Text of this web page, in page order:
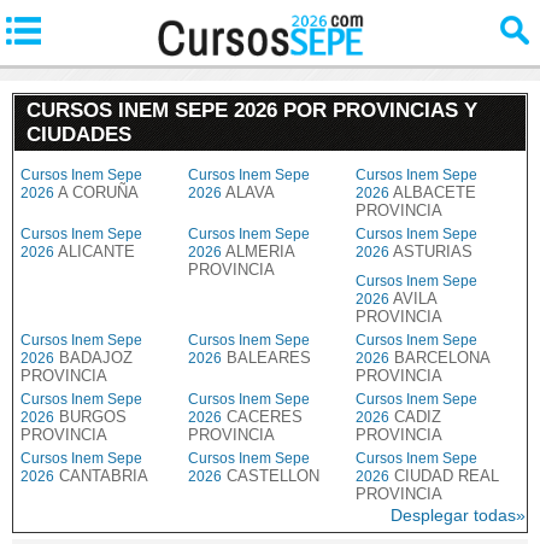
CURSOS INEM SEPE 2026 POR PROVINCIAS Y
CIUDADES
Cursos Inem Sepe
2026 A CORUÑA
Cursos Inem Sepe
2026 ALAVA
Cursos Inem Sepe
2026 ALBACETE
PROVINCIA
Cursos Inem Sepe
2026 ALICANTE
Cursos Inem Sepe
2026 ALMERIA
PROVINCIA
Cursos Inem Sepe
2026 ASTURIAS
Cursos Inem Sepe
2026 AVILA
PROVINCIA
Cursos Inem Sepe
2026 BADAJOZ
PROVINCIA
Cursos Inem Sepe
2026 BALEARES
Cursos Inem Sepe
2026 BARCELONA
PROVINCIA
Cursos Inem Sepe
2026 BURGOS
PROVINCIA
Cursos Inem Sepe
2026 CACERES
PROVINCIA
Cursos Inem Sepe
2026 CADIZ
PROVINCIA
Cursos Inem Sepe
2026 CANTABRIA
Cursos Inem Sepe
2026 CASTELLON
Cursos Inem Sepe
2026 CIUDAD REAL
PROVINCIA
Desplegar todas»